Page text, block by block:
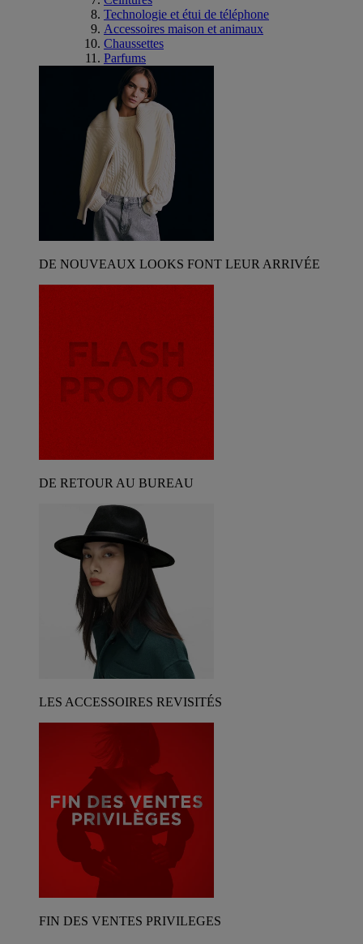
Technologie et étui de téléphone
Accessoires maison et animaux
Chaussettes
Parfums
DE NOUVEAUX LOOKS FONT LEUR ARRIVÉE
DE RETOUR AU BUREAU
LES ACCESSOIRES REVISITÉS
FIN DES VENTES PRIVILEGES